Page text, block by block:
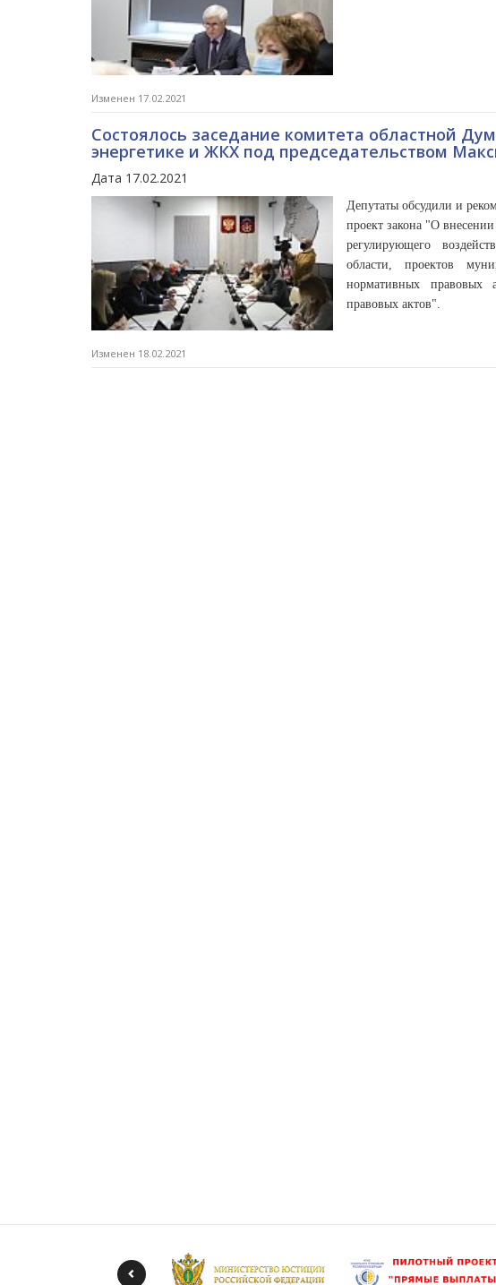
Изменен 17.02.2021
Состоялось заседание комитета областной
энергетике и ЖКХ под председательством
Дата 17.02.2021
Депутаты обсудили и
проект закона "О
регулирующего
области, проектов
нормативных правовых
правовых актов".
Изменен 18.02.2021